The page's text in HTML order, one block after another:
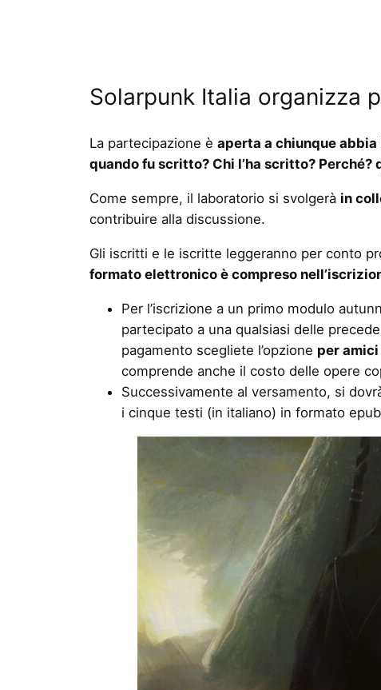
Solarpunk Italia organizza
La partecipazione è aperta a chiunque
quando fu scritto? Chi l’ha scritto?
Come sempre, il laboratorio si svolgerà in
contribuire alla discussione.
Gli iscritti e le iscritte leggeranno per conto
formato elettronico è compreso
Per l’iscrizione a un primo modulo
partecipato a una qualsiasi delle
pagamento scegliete l’opzione per
comprende anche il costo delle opere
Successivamente al versamento, si
i cinque testi (in italiano) in formato